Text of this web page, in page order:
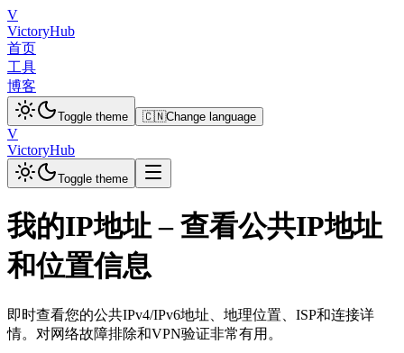
V
VictoryHub
首页
工具
博客
Toggle theme 🇨🇳Change language
V
VictoryHub
Toggle theme
我的IP地址 – 查看公共IP地址
和位置信息
即时查看您的公共IPv4/IPv6地址、地理位置、ISP和连接详
情。对网络故障排除和VPN验证非常有用。